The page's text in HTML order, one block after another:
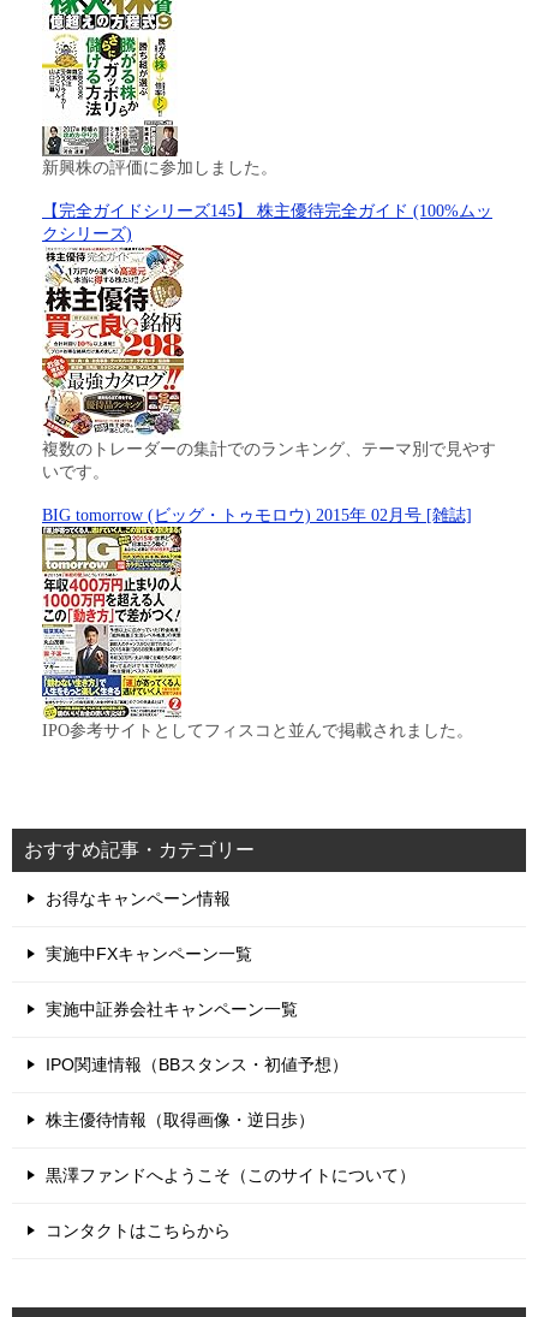
新興株の評価に参加しました。
【完全ガイドシリーズ145】 株主優待完全ガイド (100%ムッ
クシリーズ)
複数のトレーダーの集計でのランキング、テーマ別で見やす
いです。
BIG tomorrow (ビッグ・トゥモロウ) 2015年 02月号 [雑誌]
IPO参考サイトとしてフィスコと並んで掲載されました。
おすすめ記事・カテゴリー
お得なキャンペーン情報
実施中FXキャンペーン一覧
実施中証券会社キャンペーン一覧
IPO関連情報（BBスタンス・初値予想）
株主優待情報（取得画像・逆日歩）
黒澤ファンドへようこそ（このサイトについて）
コンタクトはこちらから